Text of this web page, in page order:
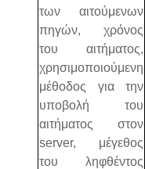
των αιτούμενων
πηγών, χρόνος
του αιτήματος,
χρησιμοποιούμενη
μέθοδος για την
υποβολή του
αιτήματος στον
server, μέγεθος
του ληφθέντος